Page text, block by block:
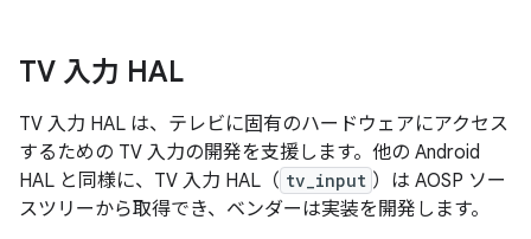
TV 入力 HAL
TV 入力 HAL は、テレビに固有のハードウェアにアクセス
するための TV 入力の開発を支援します。他の Android
HAL と同様に、TV 入力 HAL（ tv_input ）は AOSP ソー
スツリーから取得でき、ベンダーは実装を開発します。